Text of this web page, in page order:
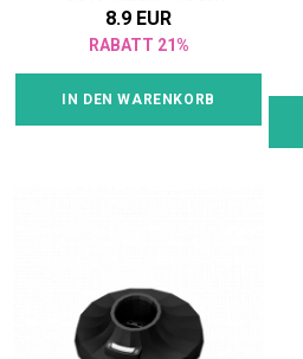
8.9 EUR
RABATT 21%
IN DEN WARENKORB